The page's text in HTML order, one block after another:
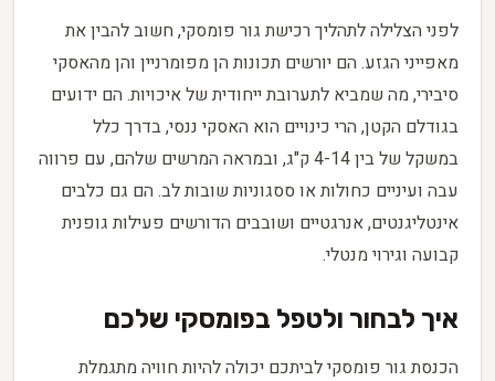
לפני הצלילה לתהליך רכישת גור פומסקי, חשוב להבין את
מאפייני הגזע. הם יורשים תכונות הן מפומרניין והן מהאסקי
סיבירי, מה שמביא לתערובת ייחודית של איכויות. הם ידועים
בגודלם הקטן, הרי כינויים הוא האסקי ננסי, בדרך כלל
במשקל של בין 4-14 ק"ג, ובמראה המרשים שלהם, עם פרווה
עבה ועיניים כחולות או ססגוניות שובות לב. הם גם כלבים
אינטליגנטים, אנרגטיים ושובבים הדורשים פעילות גופנית
קבועה וגירוי מנטלי.
איך לבחור ולטפל בפומסקי שלכם
הכנסת גור פומסקי לביתכם יכולה להיות חוויה מתגמלת